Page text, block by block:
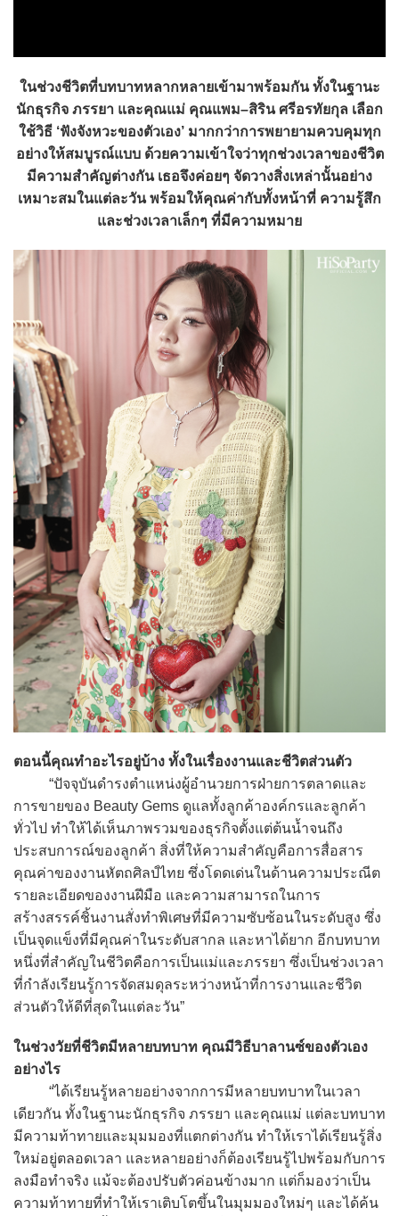
ในช่วงชีวิตที่บทบาทหลากหลายเข้ามาพร้อมกัน ทั้งในฐานะ
นักธุรกิจ ภรรยา และคุณแม่ คุณแพม–สิริน ศรีอรทัยกุล เลือก
ใช้วิธี ‘ฟังจังหวะของตัวเอง’ มากกว่าการพยายามควบคุมทุก
อย่างให้สมบูรณ์แบบ ด้วยความเข้าใจว่าทุกช่วงเวลาของชีวิต
มีความสำคัญต่างกัน เธอจึงค่อยๆ จัดวางสิ่งเหล่านั้นอย่าง
เหมาะสมในแต่ละวัน พร้อมให้คุณค่ากับทั้งหน้าที่ ความรู้สึก
และช่วงเวลาเล็กๆ ที่มีความหมาย
ตอนนี้คุณทำอะไรอยู่บ้าง ทั้งในเรื่องงานและชีวิตส่วนตัว
“ปัจจุบันดำรงตำแหน่งผู้อำนวยการฝ่ายการตลาดและ
การขายของ Beauty Gems ดูแลทั้งลูกค้าองค์กรและลูกค้า
ทั่วไป ทำให้ได้เห็นภาพรวมของธุรกิจตั้งแต่ต้นน้ำจนถึง
ประสบการณ์ของลูกค้า สิ่งที่ให้ความสำคัญคือการสื่อสาร
คุณค่าของงานหัตถศิลป์ไทย ซึ่งโดดเด่นในด้านความประณีต
รายละเอียดของงานฝีมือ และความสามารถในการ
สร้างสรรค์ชิ้นงานสั่งทำพิเศษที่มีความซับซ้อนในระดับสูง ซึ่ง
เป็นจุดแข็งที่มีคุณค่าในระดับสากล และหาได้ยาก อีกบทบาท
หนึ่งที่สำคัญในชีวิตคือการเป็นแม่และภรรยา ซึ่งเป็นช่วงเวลา
ที่กำลังเรียนรู้การจัดสมดุลระหว่างหน้าที่การงานและชีวิต
ส่วนตัวให้ดีที่สุดในแต่ละวัน”
ในช่วงวัยที่ชีวิตมีหลายบทบาท คุณมีวิธีบาลานซ์ของตัวเอง
อย่างไร
“ได้เรียนรู้หลายอย่างจากการมีหลายบทบาทในเวลา
เดียวกัน ทั้งในฐานะนักธุรกิจ ภรรยา และคุณแม่ แต่ละบทบาท
มีความท้าทายและมุมมองที่แตกต่างกัน ทำให้เราได้เรียนรู้สิ่ง
ใหม่อยู่ตลอดเวลา และหลายอย่างก็ต้องเรียนรู้ไปพร้อมกับการ
ลงมือทำจริง แม้จะต้องปรับตัวค่อนข้างมาก แต่ก็มองว่าเป็น
ความท้าทายที่ทำให้เราเติบโตขึ้นในมุมมองใหม่ๆ และได้ค้น